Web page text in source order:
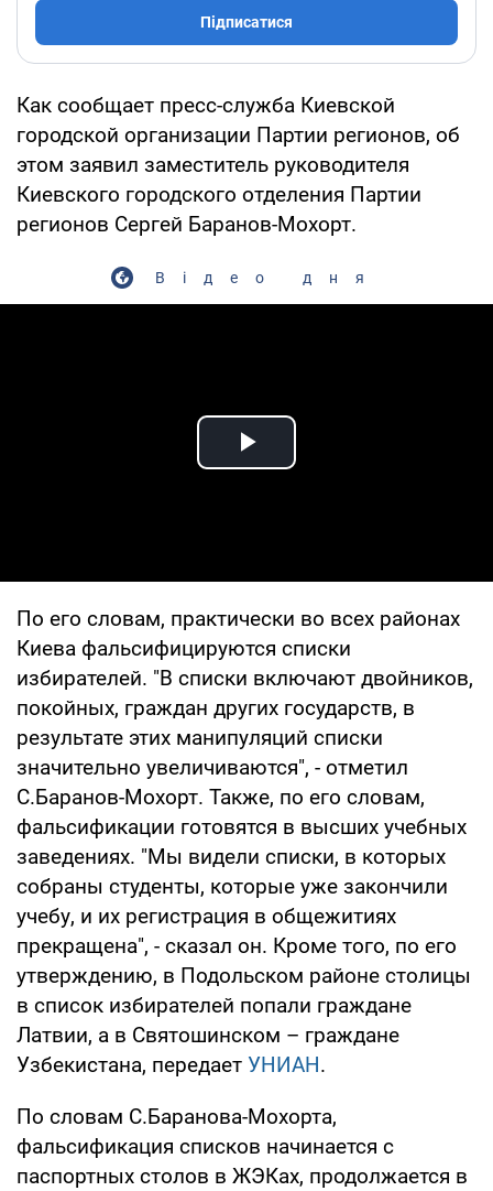
Підписатися
Как сообщает пресс-служба Киевской
городской организации Партии регионов, об
этом заявил заместитель руководителя
Киевского городского отделения Партии
регионов Сергей Баранов-Мохорт.
Відео дня
Play Video
По его словам, практически во всех районах
Киева фальсифицируются списки
избирателей. "В списки включают двойников,
покойных, граждан других государств, в
результате этих манипуляций списки
значительно увеличиваются", - отметил
С.Баранов-Мохорт. Также, по его словам,
фальсификации готовятся в высших учебных
заведениях. "Мы видели списки, в которых
собраны студенты, которые уже закончили
учебу, и их регистрация в общежитиях
прекращена", - сказал он. Кроме того, по его
утверждению, в Подольском районе столицы
в список избирателей попали граждане
Латвии, а в Святошинском – граждане
Узбекистана, передает УНИАН.
По словам С.Баранова-Мохорта,
фальсификация списков начинается с
паспортных столов в ЖЭКах, продолжается в